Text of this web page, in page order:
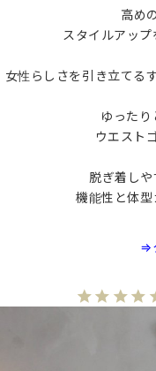
高め
スタイルアップ
女性らしさを引き立てる
ゆったり
ウエスト
脱ぎ着しや
機能性と体型
⇒